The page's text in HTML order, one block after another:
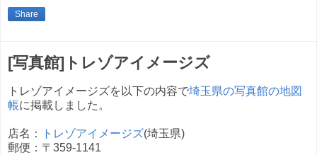
Share
[写真館]トレゾアイメージズ
トレゾアイメージズを以下の内容で埼玉県の写真館の地図
帳に掲載しました。
店名： トレゾアイメージズ(埼玉県)
郵便：〒359-1141